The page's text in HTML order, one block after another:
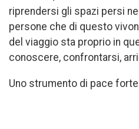
riprendersi gli spazi persi
persone che di questo
del viaggio sta proprio in
conoscere, confrontarsi,
Uno strumento di pace